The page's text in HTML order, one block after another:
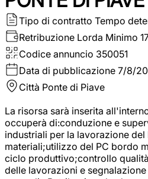
Tipo di contratto Tempo
Retribuzione Lorda Minimo
Codice annuncio 350051
Data di pubblicazione 7/8/
Città Ponte di Piave
La risorsa sarà inserita
occuperà di:conduzione e
industriali per la lavorazione
materiali;utilizzo del PC bordo
ciclo produttivo;controllo
delle lavorazioni e